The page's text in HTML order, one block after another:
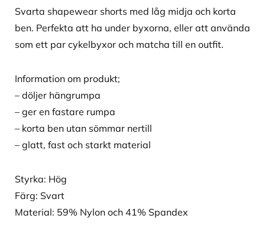
Svarta shapewear shorts med låg midja och korta
ben. Perfekta att ha under byxorna, eller att använda
som ett par cykelbyxor och matcha till en outfit.
Information om produkt;
– döljer hängrumpa
– ger en fastare rumpa
– korta ben utan sömmar nertill
– glatt, fast och starkt material
Styrka: Hög
Färg: Svart
Material: 59% Nylon och 41% Spandex